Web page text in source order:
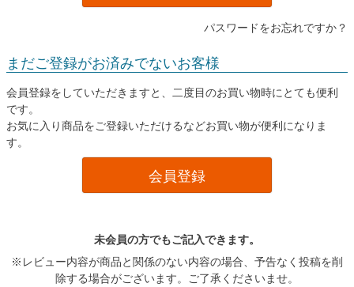
パスワードをお忘れですか？
まだご登録がお済みでないお客様
会員登録をしていただきますと、二度目のお買い物時にとても便利
です。
お気に入り商品をご登録いただけるなどお買い物が便利になりま
す。
会員登録
未会員の方でもご記入できます。
※レビュー内容が商品と関係のない内容の場合、予告なく投稿を削
除する場合がございます。ご了承くださいませ。